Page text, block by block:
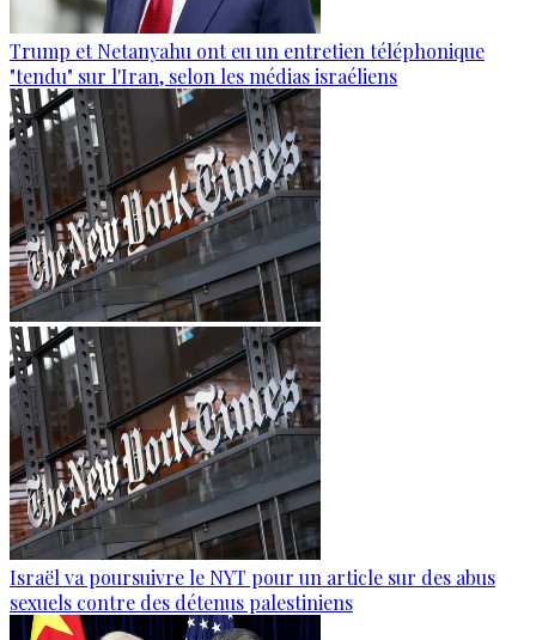
Trump et Netanyahu ont eu un entretien téléphonique
"tendu" sur l'Iran, selon les médias israéliens
Israël va poursuivre le NYT pour un article sur des abus
sexuels contre des détenus palestiniens